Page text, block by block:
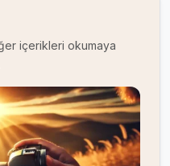
içerikleri okumaya